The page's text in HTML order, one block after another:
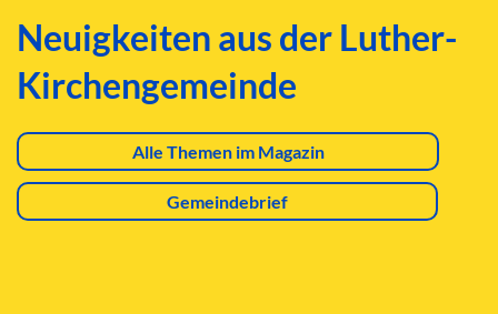
Neuigkeiten aus der Luther-
Kirchengemeinde
Alle Themen im Magazin
Gemeindebrief